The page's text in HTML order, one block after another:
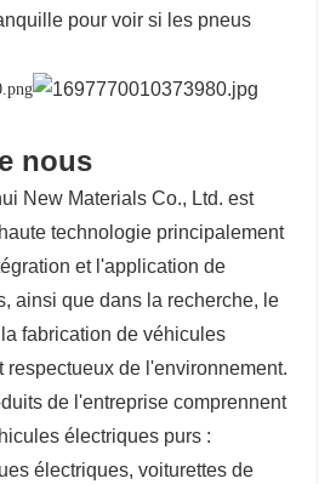
pour voir si les pneus
nous
New Materials Co., Ltd. est
technologie principalement
et l'application de
ainsi que dans la recherche, le
fabrication de véhicules
respectueux de l'environnement.
de l'entreprise comprennent
électriques purs :
électriques, voiturettes de